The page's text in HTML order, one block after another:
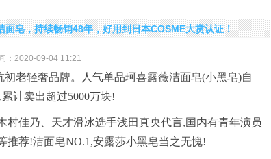
面皂，持续畅销48年，好用到日本COSME大赏认证！
：2020-09-04 11:21
初老轻奢品牌。人气单品珂喜露薇洁面皂(小黑皂)自
计卖出超过5000万块!
村佳乃、天才滑冰选手浅田真央代言,国内有青年演员
推荐!洁面皂NO.1,安露莎小黑皂当之无愧!